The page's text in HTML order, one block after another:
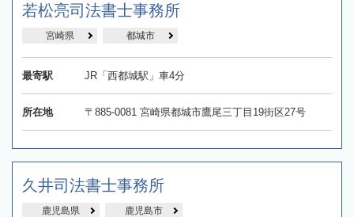
若松亮司法書士事務所
宮崎県 都城市
最寄駅 JR「西都城駅」車4分
所在地 〒885-0081 宮崎県都城市鷹尾三丁目19街区27号
久井司法書士事務所
鹿児島県 鹿児島市